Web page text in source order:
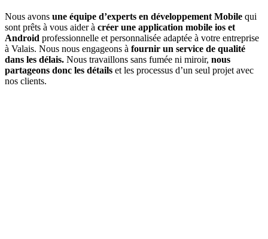
Nous avons une équipe d’experts en développement Mobile qui
sont prêts à vous aider à créer une application mobile ios et
Android professionnelle et personnalisée adaptée à votre entreprise
à Valais. Nous nous engageons à fournir un service de qualité
dans les délais. Nous travaillons sans fumée ni miroir, nous
partageons donc les détails et les processus d’un seul projet avec
nos clients.